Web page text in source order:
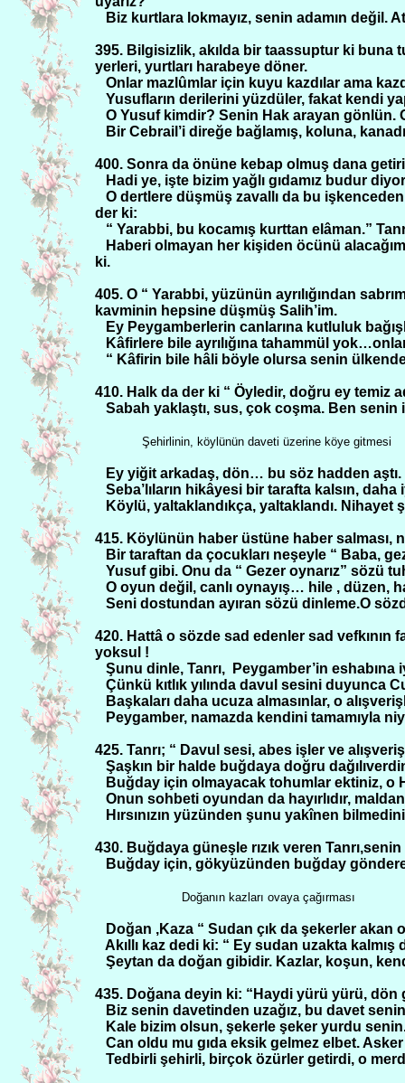
Biz kurtlara lokmayız, senin adamın değil.
395. Bilgisizlik, akılda bir taassuptur ki buna
yerleri, yurtları harabeye döner.
Onlar mazlûmlar için kuyu kazdılar ama
Yusufların derilerini yüzdüler, fakat kendi
O Yusuf kimdir? Senin Hak arayan gönlün.
Bir Cebrail’i direğe bağlamış, koluna,
400. Sonra da önüne kebap olmuş dana
Hadi ye, işte bizim yağlı gıdamız budur
O dertlere düşmüş zavallı da bu işkenceden
der ki:
“ Yarabbi, bu kocamış kurttan elâman.”
Haberi olmayan her kişiden öcünü
ki.
405. O “ Yarabbi, yüzünün ayrılığından
kavminin hepsine düşmüş Salih’im.
Ey Peygamberlerin canlarına kutluluk
Kâfirlere bile ayrılığına tahammül
“ Kâfirin bile hâli böyle olursa senin
410. Halk da der ki “ Öyledir, doğru ey temiz
Sabah yaklaştı, sus, çok coşma. Ben senin
Şehirlinin, köylünün daveti üzerine köye gitmesi
Ey yiğit arkadaş, dön… bu söz hadden
Seba’lıların hikâyesi bir tarafta kalsın,
Köylü, yaltaklandıkça, yaltaklandı. Nihayet
415. Köylünün haber üstüne haber salması,
Bir taraftan da çocukları neşeyle “ Baba,
Yusuf gibi. Onu da “ Gezer oynarız” sözü
O oyun değil, canlı oynayış… hile , düzen,
Seni dostundan ayıran sözü dinleme.O
420. Hattâ o sözde sad edenler sad vefkının
yoksul !
Şunu dinle, Tanrı,
Peygamber’in
Çünkü kıtlık yılında davul sesini duyunca
Başkaları daha ucuza almasınlar, o
Peygamber, namazda kendini tamamıyla
425. Tanrı; “ Davul sesi, abes işler ve
Şaşkın bir halde buğdaya doğru
Buğday için olmayacak tohumlar ektiniz, o
Onun sohbeti oyundan da hayırlıdır,
Hırsınızın yüzünden şunu yakînen
430. Buğdaya güneşle rızık veren
Buğday için, gökyüzünden buğday
Doğanın kazları ovaya çağırması
Doğan ,Kaza “ Sudan çık da şekerler akan
Akıllı kaz dedi ki: “ Ey sudan uzakta
Şeytan da doğan gibidir. Kazlar, koşun,
435. Doğana deyin ki: “Haydi yürü yürü, dön
Biz senin davetinden uzağız, bu davet
Kale bizim olsun, şekerle şeker yurdu
Can oldu mu gıda eksik gelmez elbet.
Tedbirli şehirli, birçok özürler getirdi, o